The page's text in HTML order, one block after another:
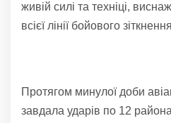
живій силі та техніці,
всієї лінії бойового
Протягом минулої доби
завдала ударів по 12